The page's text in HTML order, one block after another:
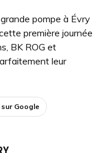
pompe à Évry
première journée
BK ROG et
leur
Google